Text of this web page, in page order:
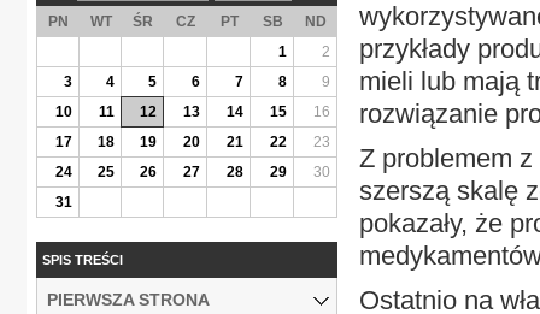
przykłady
mieli lub mają
rozwiązanie
Z problemem
szerszą skalę
pokazały, że
Ostatnio na
PN WT ŚR CZ PT SB
ND
1
2
3
4 5 6 7 8
9
10
11 12 13 14 15
16
17
18 19 20 21 22
23
24
25 26 27 28 29
30
31
SPIS TREŚCI
PIERWSZA STRONA